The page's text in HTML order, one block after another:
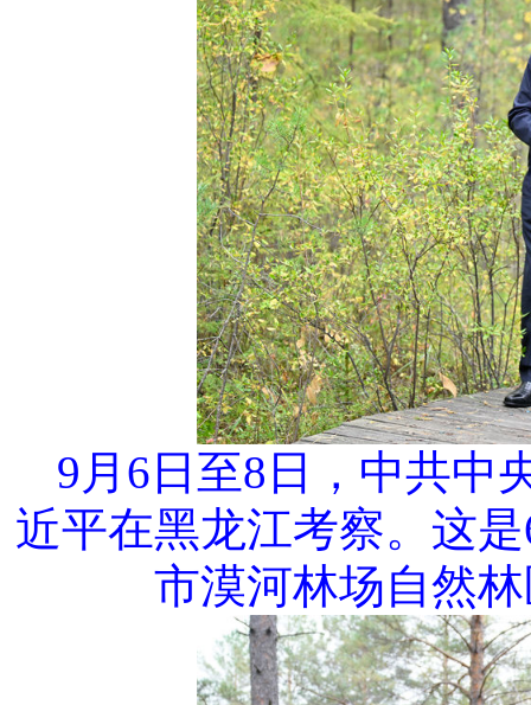
9月6日至8日，中共中
近平在黑龙江考察。这
市漠河林场自然